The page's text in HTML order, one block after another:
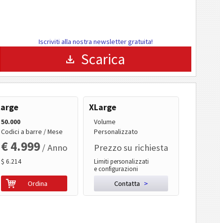
Iscriviti alla nostra newsletter gratuita!
Scarica
50.000
Codici a barre / Mese
€ 4.999 / Anno
$ 6.214
Ordina
XLarge
Volume
Personalizzato
Prezzo su richiesta
Limiti personalizzati
e configurazioni
Contatta >